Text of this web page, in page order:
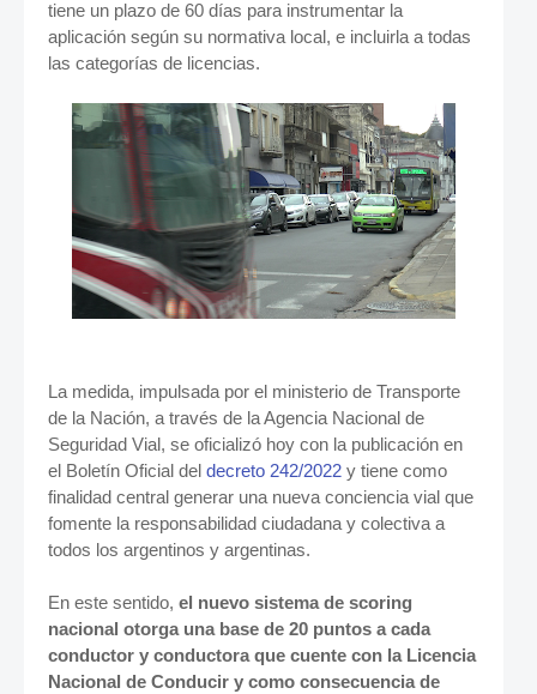
tiene un plazo de 60 días para instrumentar la
aplicación según su normativa local, e incluirla a todas
las categorías de licencias.
La medida, impulsada por el ministerio de Transporte
de la Nación, a través de la Agencia Nacional de
Seguridad Vial, se oficializó hoy con la publicación en
el Boletín Oficial del decreto 242/2022 y tiene como
finalidad central generar una nueva conciencia vial que
fomente la responsabilidad ciudadana y colectiva a
todos los argentinos y argentinas.
En este sentido, el nuevo sistema de scoring
nacional otorga una base de 20 puntos a cada
conductor y conductora que cuente con la Licencia
Nacional de Conducir y como consecuencia de